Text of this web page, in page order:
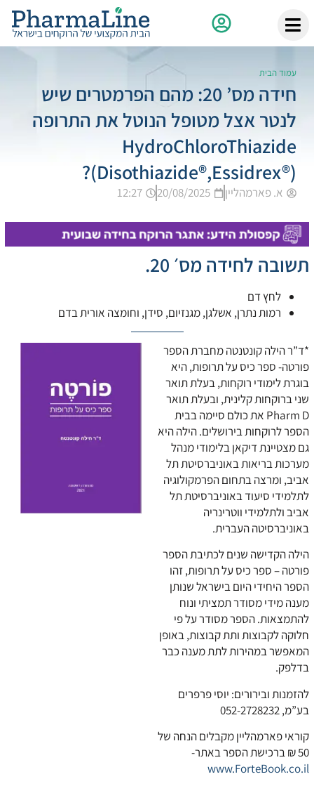
עמוד הבית
חידה מס’ 20: מהם הפרמטרים שיש
לנטר אצל מטופל הנוטל את התרופה
HydroChloroThiazide
(Disothiazide®,Essidrex®)?
א. פארמהליין 20/08/2025
12:27
תשובה לחידה מס׳ 20.
לחץ דם
רמות נתרן, אשלגן, מגנזיום, סידן, וחומצה אורית בדם
*ד”ר הילה קונטנטה מחברת הספר
פורטה- ספר כיס על תרופות, היא
בוגרת לימודי רוקחות, בעלת תואר
שני ברוקחות קלינית, ובעלת תואר
Pharm D את כולם סיימה בבית
הספר לרוקחות בירושלים. הילה היא
גם מצטיינת דיקאן בלימודי מנהל
מערכות בריאות באוניברסיטת תל
אביב, ומרצה בתחום הפרמקולוגיה
לתלמידי סיעוד באוניברסיטת תל
אביב ולתלמידי ווטרינריה
באוניברסיטה העברית.
הילה הקדישה שנים לכתיבת הספר
פורטה – ספר כיס על תרופות, זהו
הספר היחידי היום בישראל שנותן
מענה מידי מסודר תמציתי ונוח
להתמצאות. הספר מסודר על פי
חלוקה לקבוצות ותת קבוצות, באופן
המאפשר במהירות לתת מענה כבר
בדלפק.
להזמנות ובירורים: יוסי פרפרים
בע”מ, 052-2728232
קוראי פארמהליין מקבלים הנחה של
50 ₪ ברכישת הספר באתר-
www.ForteBook.co.il